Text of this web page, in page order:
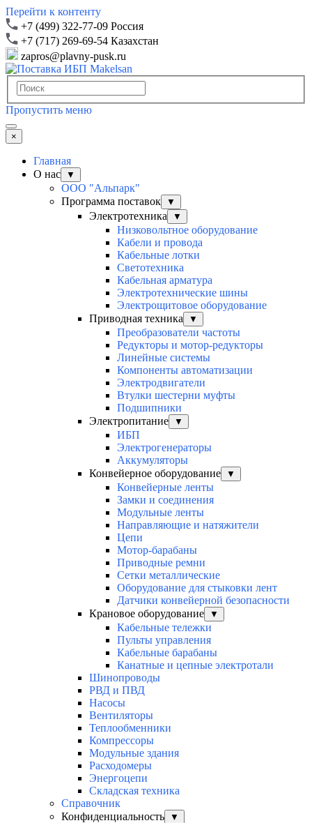
Перейти к контенту
+7 (499) 322-77-09 Россия
+7 (717) 269-69-54 Казахстан
zapros@plavny-pusk.ru
Пропустить меню
×
Главная
О нас
▼
ООО "Альпарк"
Программа поставок
▼
Электротехника ▼
Низковольтное оборудование
Кабели и провода
Кабельные лотки
Светотехника
Кабельная арматура
Электротехнические шины
Электрощитовое оборудование
Приводная техника
▼
Преобразователи частоты
Редукторы и мотор-редукторы
Линейные системы
Компоненты автоматизации
Электродвигатели
Втулки шестерни муфты
Подшипники
Электропитание
▼
ИБП
Электрогенераторы
Аккумуляторы
Конвейерное оборудование
▼
Конвейерные ленты
Замки и соединения
Модульные ленты
Направляющие и натяжители
Цепи
Мотор-барабаны
Приводные ремни
Сетки металлические
Оборудование для стыковки лент
Датчики конвейерной безопасности
Крановое оборудование
▼
Кабельные тележки
Пульты управления
Кабельные барабаны
Канатные и цепные электротали
Шинопроводы
РВД и ПВД
Насосы
Вентиляторы
Теплообменники
Компрессоры
Модульные здания
Расходомеры
Энергоцепи
Складская техника
Справочник
Конфиденциальность
▼